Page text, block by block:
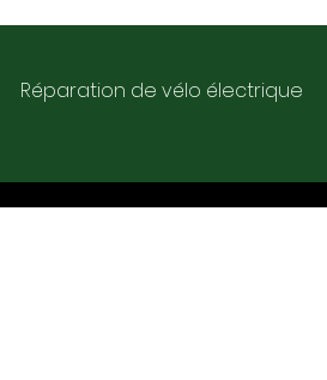
Réparation de vélo électrique